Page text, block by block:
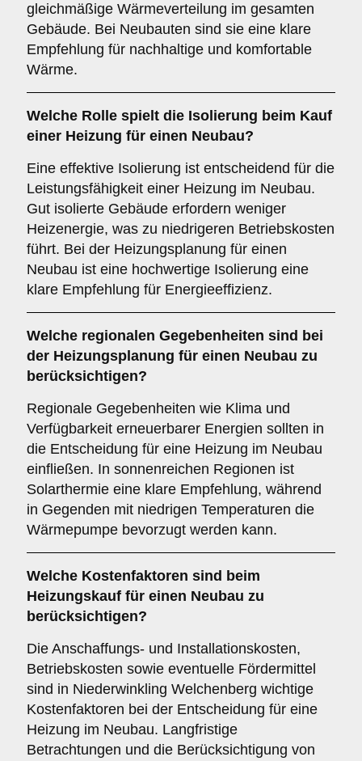
gleichmäßige Wärmeverteilung im gesamten
Gebäude. Bei Neubauten sind sie eine klare
Empfehlung für nachhaltige und komfortable
Wärme.
Welche Rolle spielt die Isolierung beim Kauf
einer Heizung für einen Neubau?
Eine effektive Isolierung ist entscheidend für die
Leistungsfähigkeit einer Heizung im Neubau.
Gut isolierte Gebäude erfordern weniger
Heizenergie, was zu niedrigeren Betriebskosten
führt. Bei der Heizungsplanung für einen
Neubau ist eine hochwertige Isolierung eine
klare Empfehlung für Energieeffizienz.
Welche regionalen Gegebenheiten sind bei
der Heizungsplanung für einen Neubau zu
berücksichtigen?
Regionale Gegebenheiten wie Klima und
Verfügbarkeit erneuerbarer Energien sollten in
die Entscheidung für eine Heizung im Neubau
einfließen. In sonnenreichen Regionen ist
Solarthermie eine klare Empfehlung, während
in Gegenden mit niedrigen Temperaturen die
Wärmepumpe bevorzugt werden kann.
Welche Kostenfaktoren sind beim
Heizungskauf für einen Neubau zu
berücksichtigen?
Die Anschaffungs- und Installationskosten,
Betriebskosten sowie eventuelle Fördermittel
sind in Niederwinkling Welchenberg wichtige
Kostenfaktoren bei der Entscheidung für eine
Heizung im Neubau. Langfristige
Betrachtungen und die Berücksichtigung von